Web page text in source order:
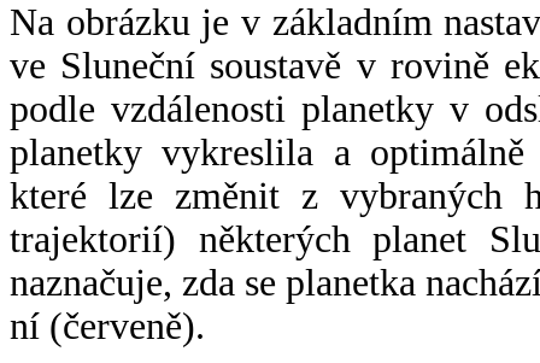
Na obrázku je v základním
ve Sluneční soustavě v rovině
podle vzdálenosti planetky v
planetky vykreslila a
které lze změnit z vybraných
trajektorií) některých planet
naznačuje, zda se planetka
ní (červeně).